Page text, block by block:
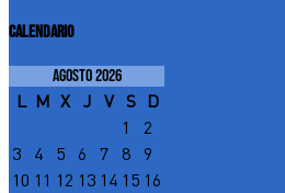
CALENDARIO
agosto 2026
L M X J V S D
1
2
3
4 5 6 7 8
9
10 11 12 13 14 15 16